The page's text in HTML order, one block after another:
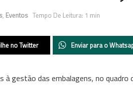
, Eventos Tempo De Leitura: 1 min
no Twitter Enviar para o
gestão das embalagens, no